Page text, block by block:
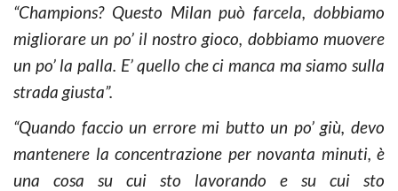
“Champions? Questo Milan può farcela, dobbiamo
migliorare un po’ il nostro gioco, dobbiamo muovere
un po’ la palla. E’ quello che ci manca ma siamo sulla
strada giusta”.
“Quando faccio un errore mi butto un po’ giù, devo
mantenere la concentrazione per novanta minuti, è
una cosa su cui sto lavorando e su cui sto